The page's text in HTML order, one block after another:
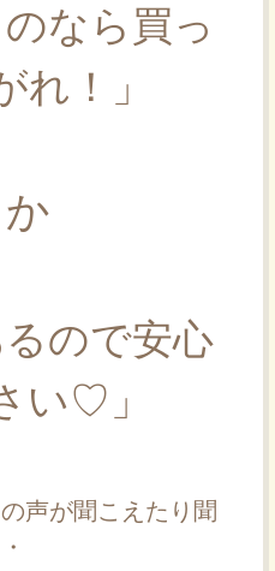
のなら買っ
れ！」
るので安心
い♡」
声が聞こえたり聞